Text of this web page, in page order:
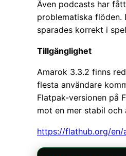
Även podcasts har
problematiska flöden.
sparades korrekt i
Tillgänglighet
Amarok 3.3.2 finns
flesta användare
Flatpak-versionen på
mot en mer stabil och
https://flathub.org/en/